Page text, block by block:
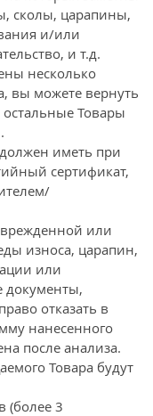
сколы, царапины,
и/или
и т.д.
несколько
вы можете вернуть
Товары
иметь при
сертификат,
или
износа, царапин,
или
документы,
отказать в
нанесенного
после анализа.
Товара будут
(более 3